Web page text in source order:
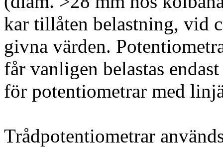
kar tillåten belastning, vid
givna värden.
får vanligen belastas
för potentiometrar med
Trådpotentiometrar